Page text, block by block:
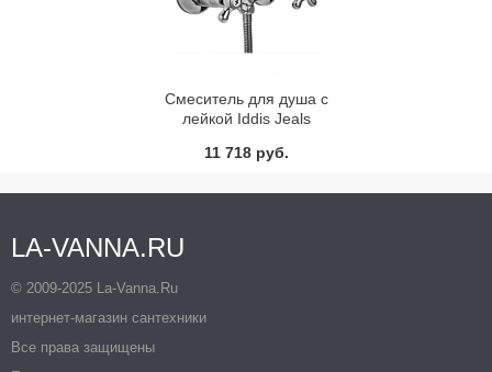
Смеситель для душа с
лейкой Iddis Jeals
11 718 руб.
LA-VANNA.RU
© 2009-2025 La-Vanna.Ru
интернет-магазин сантехники
Все права защищены